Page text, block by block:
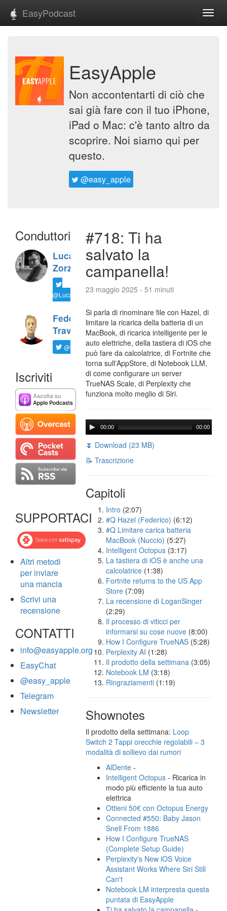
EasyPodcast
EasyApple
Non accontentarti di ciò che
sai già fare con il tuo iPhone,
iPad o Mac: c'è tanto altro da
scoprire. Noi siamo qui per
questo.
@easy_apple
Conduttori
Luca
Zorzi
@LucaTNT
Federico
Travaini
@ftrava
Iscriviti
SUPPORTACI
Altri metodi
per inviare
una mancia
Scrivi una
recensione
CONTATTI
info@easyapple.org
EasyChat
@easy_apple
Telegram
Newsletter
#718: Ti ha
salvato la
campanella!
23 maggio 2025 - 51 minuti
Si parla di rinominare file con Hazel, di
limitare la ricarica della batteria di un
MacBook, di ricarica intelligente per le
auto elettriche, della tastiera di iOS che
può fare da calcolatrice, di Fortnite che
torna sull'AppStore, di Notebook LLM,
di come configurare un server
TrueNAS Scale, di Perplexity che
funziona molto meglio di Siri.
00:00 00:00
⏬ Download (23 MB)
📝 Trascrizione
Capitoli
Intro (2:07)
#Q Hazel (Federico) (6:12)
#Q Limitare carica batteria
MacBook (Nuccio) (5:27)
Intelligent Octopus (3:17)
La tastiera di iOS è anche una
calcolatrice (1:38)
Fortnite returns to the US App
Store (7:09)
La recensione di LoganSinger
(2:29)
Il processo di viticci per
informarsi su cose nuove (8:00)
How I Configure TrueNAS (5:28)
Perplexity AI (1:28)
Il prodotto della settimana (3:05)
Notebook LM (3:18)
Ringraziamenti (1:19)
Shownotes
Il prodotto della settimana: Loop
Switch 2 Tappi orecchie regolabili – 3
modalità di sollievo dai rumori
AlDente -
Intelligent Octopus - Ricarica in
modo più efficiente la tua auto
elettrica
Ottieni 50€ con Octopus Energy
Connected #550: Baby Jason
Snell From 1886
How I Configure TrueNAS
(Complete Setup Guide)
Perplexity's New iOS Voice
Assistant Works Where Siri Still
Can't
Notebook LM interpresta questa
puntata di EasyApple